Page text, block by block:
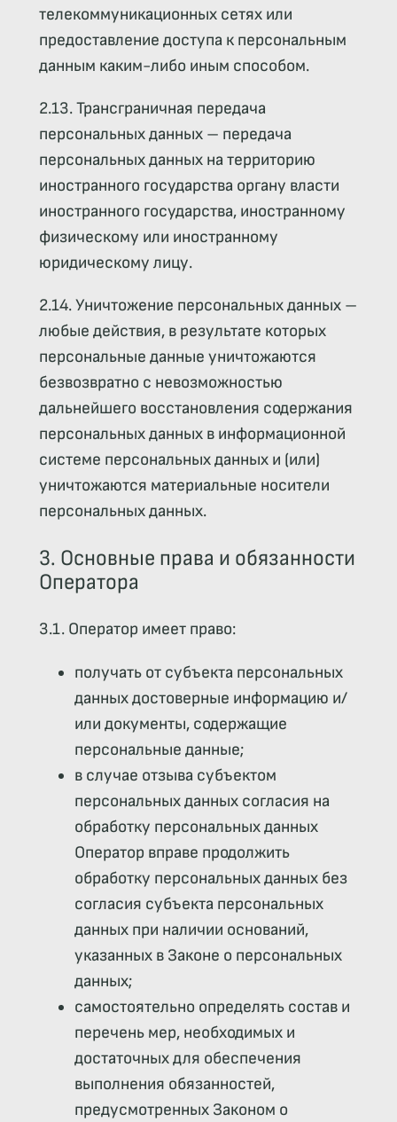
телекоммуникационных сетях или
предоставление доступа к персональным
данным каким-либо иным способом.
2.13. Трансграничная передача
персональных данных – передача
персональных данных на территорию
иностранного государства органу власти
иностранного государства, иностранному
физическому или иностранному
юридическому лицу.
2.14. Уничтожение персональных данных –
любые действия, в результате которых
персональные данные уничтожаются
безвозвратно с невозможностью
дальнейшего восстановления содержания
персональных данных в информационной
системе персональных данных и (или)
уничтожаются материальные носители
персональных данных.
3. Основные права и обязанности
Оператора
3.1. Оператор имеет право:
получать от субъекта персональных
данных достоверные информацию и/
или документы, содержащие
персональные данные;
в случае отзыва субъектом
персональных данных согласия на
обработку персональных данных
Оператор вправе продолжить
обработку персональных данных без
согласия субъекта персональных
данных при наличии оснований,
указанных в Законе о персональных
данных;
самостоятельно определять состав и
перечень мер, необходимых и
достаточных для обеспечения
выполнения обязанностей,
предусмотренных Законом о